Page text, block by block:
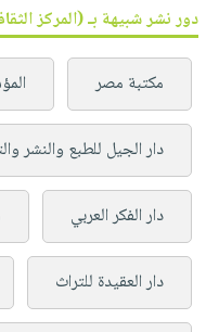
دور نشر شبيهة بـ (المركز
مكتبة مصر
دار الجيل للطبع والنشر
دار الفكر العربي
دار العقيدة للتراث